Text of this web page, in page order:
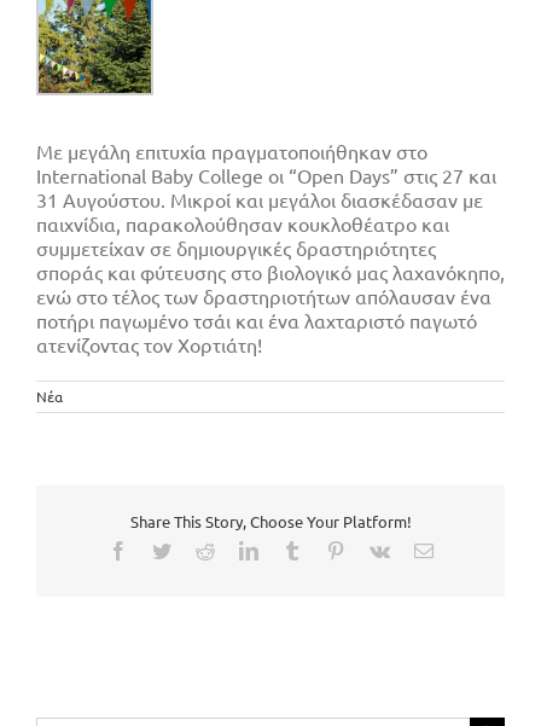
Με μεγάλη επιτυχία πραγματοποιήθηκαν στο
International Baby College οι “Open Days” στις 27 και
31 Αυγούστου. Μικροί και μεγάλοι διασκέδασαν με
παιχνίδια, παρακολούθησαν κουκλοθέατρο και
συμμετείχαν σε δημιουργικές δραστηριότητες
σποράς και φύτευσης στο βιολογικό μας λαχανόκηπο,
ενώ στο τέλος των δραστηριοτήτων απόλαυσαν ένα
ποτήρι παγωμένο τσάι και ένα λαχταριστό παγωτό
ατενίζοντας τον Χορτιάτη!
Νέα
Share This Story, Choose Your Platform!
Facebook
TwitterRedditLinkedInTumblr Pinterest
Vk Email